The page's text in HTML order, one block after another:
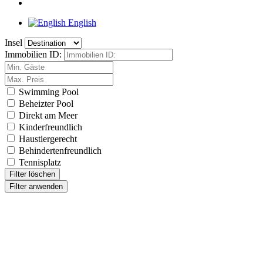
English
Insel
Immobilien ID:
Swimming Pool
Beheizter Pool
Direkt am Meer
Kinderfreundlich
Haustiergerecht
Behindertenfreundlich
Tennisplatz
Filter löschen
Filter anwenden